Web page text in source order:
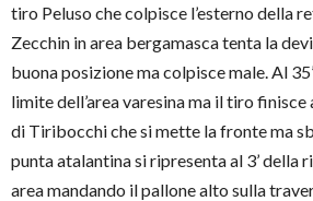
tiro Peluso che colpisce l’esterno della
Zecchin in area bergamasca tenta la
buona posizione ma colpisce male. Al
limite dell’area varesina ma il tiro finisce
di Tiribocchi che si mette la fronte ma
punta atalantina si ripresenta al 3’ della
area mandando il pallone alto sulla